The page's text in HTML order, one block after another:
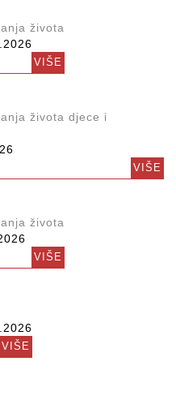
života
VIŠE
života djece i
VIŠE
života
VIŠE
VIŠE